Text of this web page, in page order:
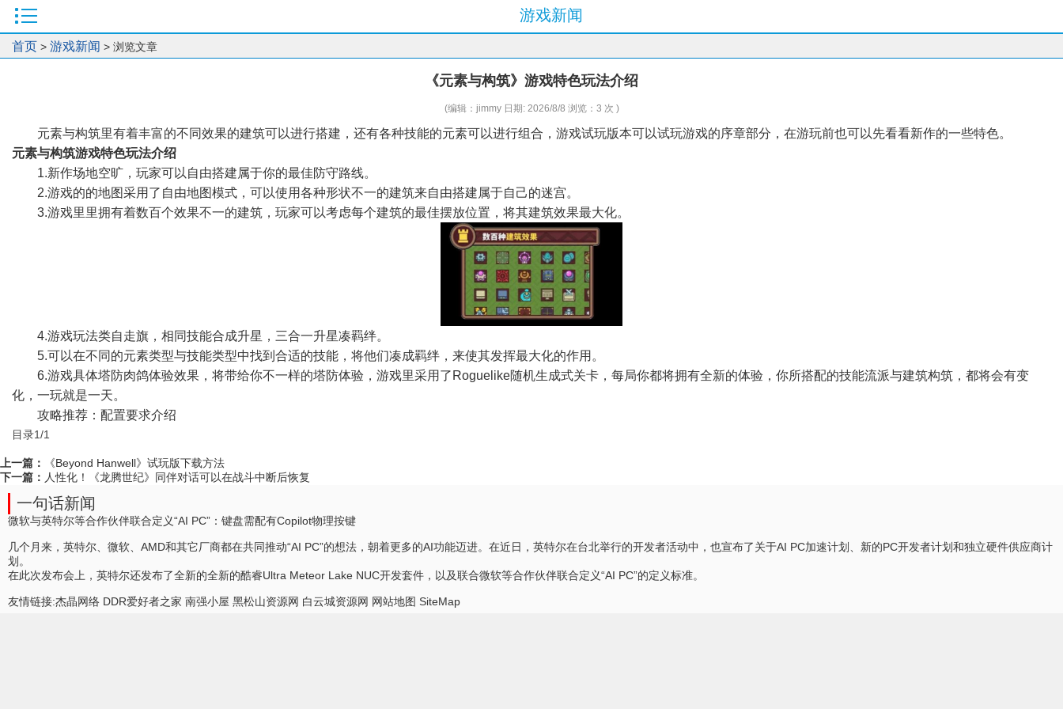
游戏新闻
首页 > 游戏新闻 > 浏览文章
《元素与构筑》游戏特色玩法介绍
(编辑：jimmy 日期: 2026/8/8 浏览：3 次 )
元素与构筑里有着丰富的不同效果的建筑可以进行搭建，还有各种技能的元素可以进行组合，游戏试玩版本可以试玩游戏的序章部分，在游玩前也可以先看看新作的一些特色。
元素与构筑游戏特色玩法介绍
1.新作场地空旷，玩家可以自由搭建属于你的最佳防守路线。
2.游戏的的地图采用了自由地图模式，可以使用各种形状不一的建筑来自由搭建属于自己的迷宫。
3.游戏里里拥有着数百个效果不一的建筑，玩家可以考虑每个建筑的最佳摆放位置，将其建筑效果最大化。
4.游戏玩法类自走旗，相同技能合成升星，三合一升星凑羁绊。
5.可以在不同的元素类型与技能类型中找到合适的技能，将他们凑成羁绊，来使其发挥最大化的作用。
6.游戏具体塔防肉鸽体验效果，将带给你不一样的塔防体验，游戏里采用了Roguelike随机生成式关卡，每局你都将拥有全新的体验，你所搭配的技能流派与建筑构筑，都将会有变
化，一玩就是一天。
攻略推荐：配置要求介绍
目录1/1
上一篇：
《Beyond Hanwell》试玩版下载方法
下一篇： 人性化！《龙腾世纪》同伴对话可以在战斗中断后恢复
一句话新闻
微软与英特尔等合作伙伴联合定义“AI PC”：键盘需配有Copilot物理按键
几个月来，英特尔、微软、AMD和其它厂商都在共同推动“AI PC”的想法，朝着更多的AI功能迈进。在近日，英特尔在台北举行的开发者活动中，也宣布了关于AI PC加速计划、新的PC开发者计划和独立硬件供应商计
划。
在此次发布会上，英特尔还发布了全新的全新的酷睿Ultra Meteor Lake NUC开发套件，以及联合微软等合作伙伴联合定义“AI PC”的定义标准。
友情链接:杰晶网络 DDR爱好者之家 南强小屋 黑松山资源网 白云城资源网 网站地图 SiteMap